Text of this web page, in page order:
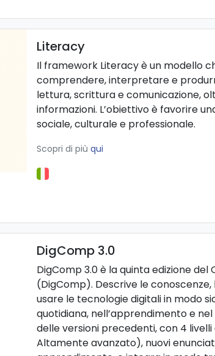
Literacy
Il framework Literacy è un modello
comprendere, interpretare e
lettura, scrittura e comunicazione,
informazioni. L’obiettivo è favorire
sociale, culturale e professionale.
Scopri di piùqui
DigComp 3.0
DigComp 3.0 è la quinta edizione
(DigComp). Descrive le
usare le tecnologie digitali in modo
quotidiana, nell’apprendimento e
delle versioni precedenti, con 4
Altamente avanzato), nuovi